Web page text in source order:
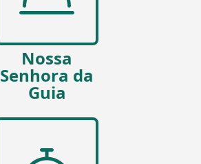
Nossa
Senhora da
Guia